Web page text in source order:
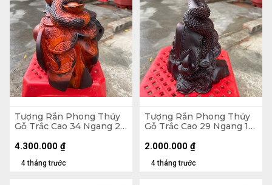
Tượng Rắn Phong Thủy
Gỗ Trắc Cao 34 Ngang 28
4 tháng trước
4.300.000 ₫
Tượng Rắn Phong Thủy
Gỗ Trắc Cao 29 Ngang 17
4 tháng trước
2.000.000 ₫